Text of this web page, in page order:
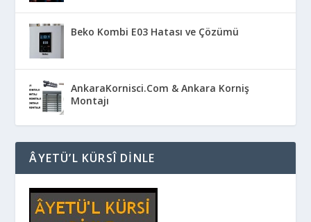
Beko Kombi E03 Hatası ve Çözümü
AnkaraKornisci.Com & Ankara Korniş
Montajı
ÂYETÜ’L KÜRSÎ DINLE